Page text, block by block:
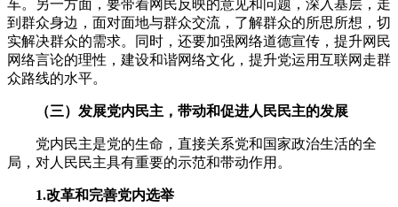
车。另一方面，要带着网民反映的意见和问题，深入基层，走
到群众身边，面对面地与群众交流，了解群众的所思所想，切
实解决群众的需求。同时，还要加强网络道德宣传，提升网民
网络言论的理性，建设和谐网络文化，提升党运用互联网走群
众路线的水平。
（三）发展党内民主，带动和促进人民民主的发展
党内民主是党的生命，直接关系党和国家政治生活的全
局，对人民民主具有重要的示范和带动作用。
1.改革和完善党内选举